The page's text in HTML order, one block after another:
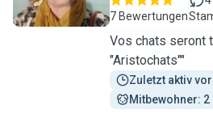
7 Bewertungen
Vos chats seront
"Aristochats""
Zuletzt aktiv vor
Mitbewohner: 2